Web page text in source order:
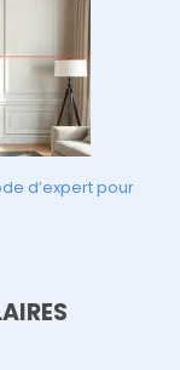
d’expert pour